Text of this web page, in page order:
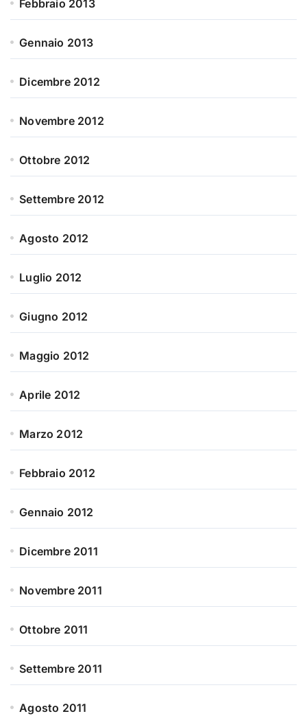
Febbraio 2013
Gennaio 2013
Dicembre 2012
Novembre 2012
Ottobre 2012
Settembre 2012
Agosto 2012
Luglio 2012
Giugno 2012
Maggio 2012
Aprile 2012
Marzo 2012
Febbraio 2012
Gennaio 2012
Dicembre 2011
Novembre 2011
Ottobre 2011
Settembre 2011
Agosto 2011